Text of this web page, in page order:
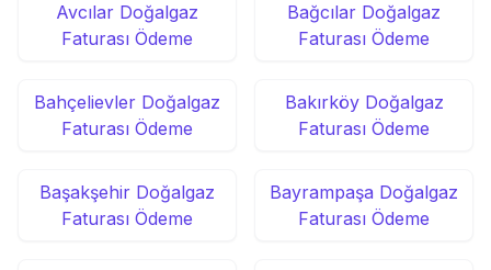
Avcılar Doğalgaz
Faturası Ödeme
Bağcılar Doğalgaz
Faturası Ödeme
Bahçelievler Doğalgaz
Faturası Ödeme
Bakırköy Doğalgaz
Faturası Ödeme
Başakşehir Doğalgaz
Faturası Ödeme
Bayrampaşa Doğalgaz
Faturası Ödeme